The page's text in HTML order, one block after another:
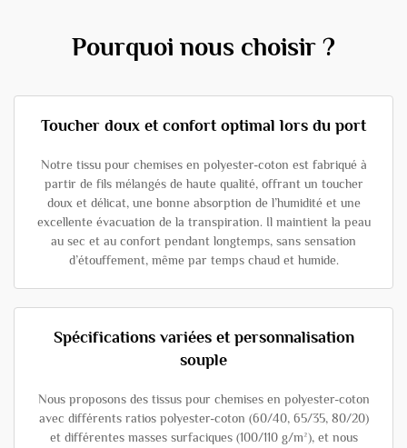
Pourquoi nous choisir ?
Toucher doux et confort optimal lors du port
Notre tissu pour chemises en polyester-coton est fabriqué à
partir de fils mélangés de haute qualité, offrant un toucher
doux et délicat, une bonne absorption de l’humidité et une
excellente évacuation de la transpiration. Il maintient la peau
au sec et au confort pendant longtemps, sans sensation
d’étouffement, même par temps chaud et humide.
Spécifications variées et personnalisation
souple
Nous proposons des tissus pour chemises en polyester-coton
avec différents ratios polyester-coton (60/40, 65/35, 80/20)
et différentes masses surfaciques (100/110 g/m²), et nous